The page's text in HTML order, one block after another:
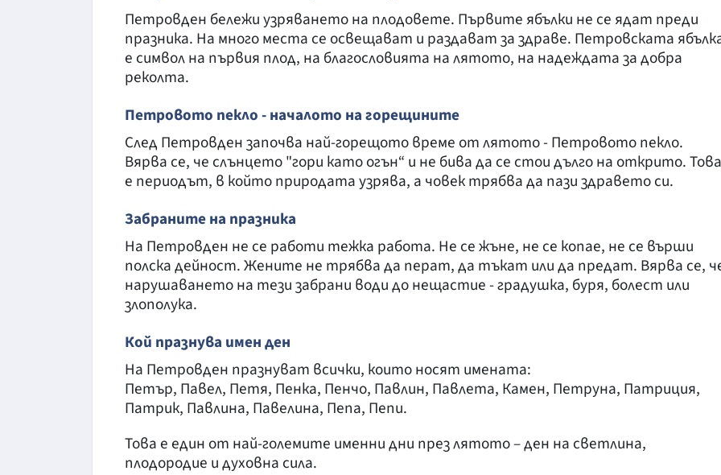
Петровден бележи узряването на плодовете. Първите ябълки не се ядат преди
празника. На много места се освещават и раздават за здраве. Петровската
е символ на първия плод, на благословията на лятото, на надеждата за добра
реколта.
Петровото пекло - началото на горещините
След Петровден започва най-горещото време от лятото - Петровото пекло.
Вярва се, че слънцето "гори като огън“ и не бива да се стои дълго на открито. Това
е периодът, в който природата узрява, а човек трябва да пази здравето си.
Забраните на празника
На Петровден не се работи тежка работа. Не се жъне, не се копае, не се върши
полска дейност. Жените не трябва да перат, да тъкат или да предат. Вярва се,
нарушаването на тези забрани води до нещастие - градушка, буря, болест или
злополука.
Кой празнува имен ден
На Петровден празнуват всички, които носят имената:
Петър, Павел, Петя, Пенка, Пенчо, Павлин, Павлета, Камен, Петруна, Патриция,
Патрик, Павлина, Павелина, Пепа, Пепи.
Това е един от най-големите именни дни през лятото – ден на светлина,
плодородие и духовна сила.